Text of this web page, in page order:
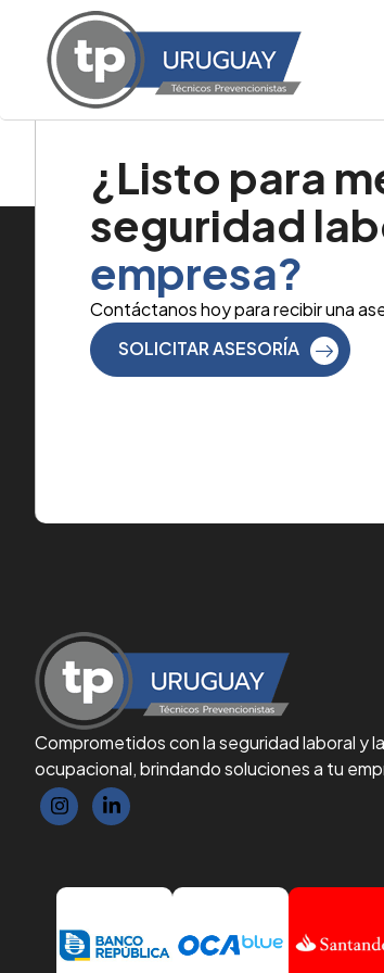
Autor:
¿Listo para
seguridad
empresa?
Contáctanos hoy para recibir una
SOLICITAR ASESORÍA
Comprometidos con la seguridad laboral y
ocupacional, brindando soluciones a tu